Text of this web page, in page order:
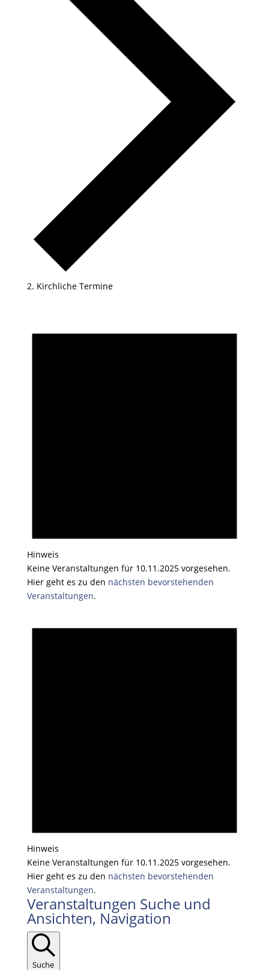
Kirchliche Termine
für
Hinweis
Keine Veranstaltungen für 10.11.2025 vorgesehen.
Hier geht es zu den nächsten bevorstehenden
Veranstaltungen.
Hinweis
Keine Veranstaltungen für 10.11.2025 vorgesehen.
Hier geht es zu den nächsten bevorstehenden
Veranstaltungen.
Veranstaltungen Suche und
Ansichten, Navigation
Suche